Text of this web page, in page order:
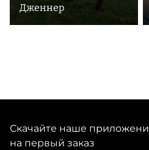
Дженнер
Скачайте наше
на первый заказ